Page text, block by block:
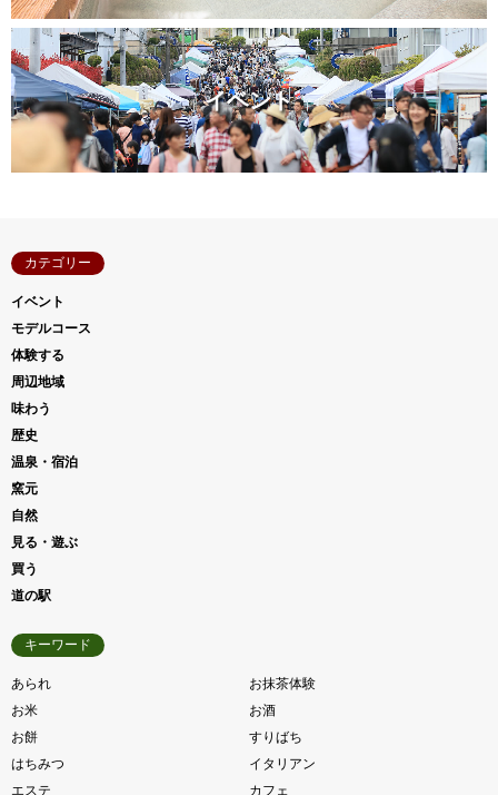
イベント
カテゴリー
イベント
モデルコース
体験する
周辺地域
味わう
歴史
温泉・宿泊
窯元
自然
見る・遊ぶ
買う
道の駅
キーワード
あられ
お抹茶体験
お米
お酒
お餅
すりばち
はちみつ
イタリアン
エステ
カフェ